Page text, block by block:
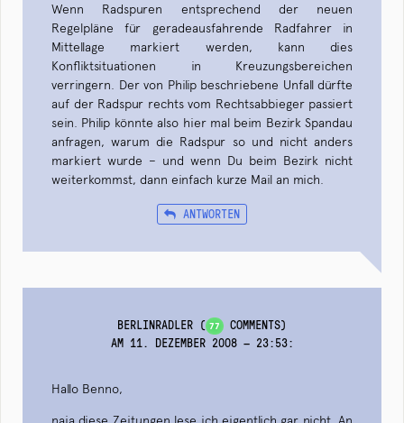
Wenn Radspuren entsprechend der neuen
Regelpläne für geradeausfahrende Radfahrer in
Mittellage markiert werden, kann dies
Konfliktsituationen in Kreuzungsbereichen
verringern. Der von Philip beschriebene Unfall dürfte
auf der Radspur rechts vom Rechtsabbieger passiert
sein. Philip könnte also hier mal beim Bezirk Spandau
anfragen, warum die Radspur so und nicht anders
markiert wurde – und wenn Du beim Bezirk nicht
weiterkommst, dann einfach kurze Mail an mich.
ANTWORTEN
BERLINRADLER ( 77 COMMENTS)
AM 11. DEZEMBER 2008 — 23:53:
Hallo Benno,